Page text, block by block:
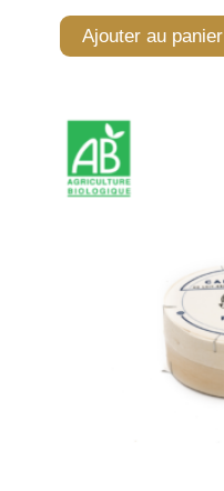
Ajouter au panier